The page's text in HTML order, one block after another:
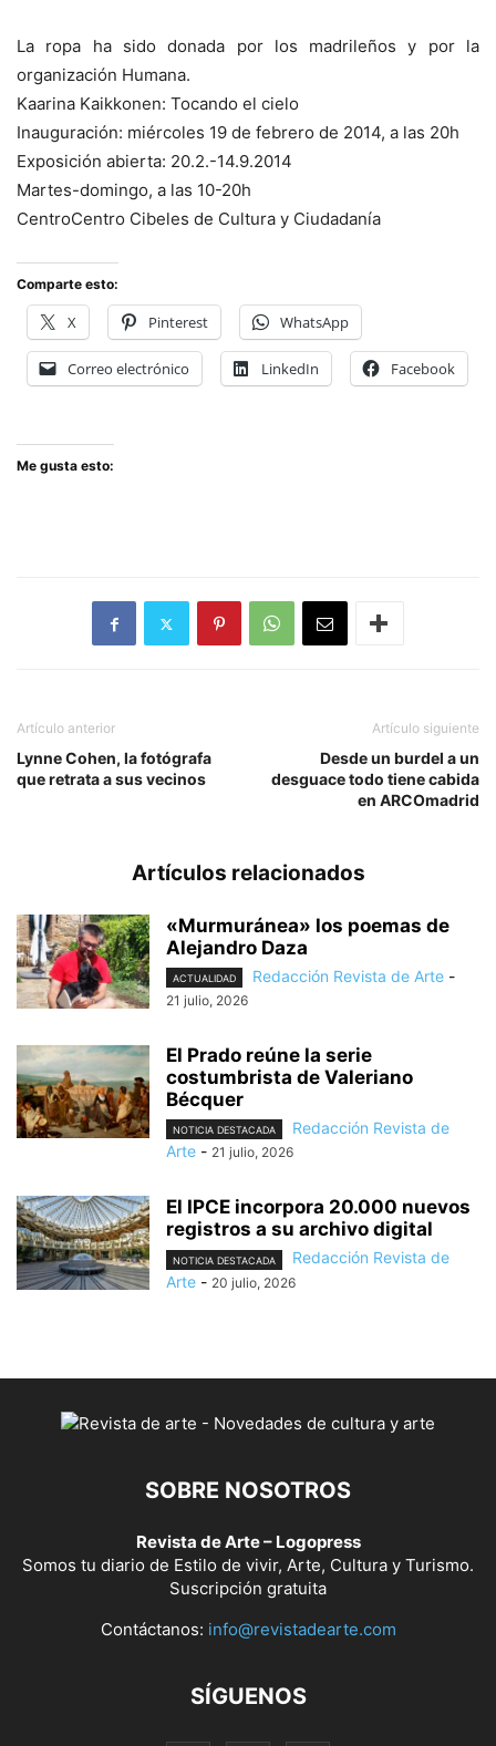
La ropa ha sido donada por los madrileños y por la
organización Humana.
Kaarina Kaikkonen: Tocando el cielo
Inauguración: miércoles 19 de febrero de 2014, a las 20h
Exposición abierta: 20.2.-14.9.2014
Martes-domingo, a las 10-20h
CentroCentro Cibeles de Cultura y Ciudadanía
Comparte esto:
X Pinterest WhatsApp
Correo electrónico LinkedIn Facebook
Me gusta esto:
Artículo anterior
Lynne Cohen, la fotógrafa
que retrata a sus vecinos
Artículo siguiente
Desde un burdel a un
desguace todo tiene cabida
en ARCOmadrid
Artículos relacionados
«Murmuránea» los poemas de
Alejandro Daza
ACTUALIDAD Redacción Revista de Arte -
21 julio, 2026
El Prado reúne la serie
costumbrista de Valeriano
Bécquer
NOTICIA DESTACADA
Redacción Revista de
Arte - 21 julio, 2026
El IPCE incorpora 20.000 nuevos
registros a su archivo digital
NOTICIA DESTACADA
Redacción Revista de
Arte - 20 julio, 2026
SOBRE NOSOTROS
Revista de Arte – Logopress
Somos tu diario de Estilo de vivir, Arte, Cultura y Turismo.
Suscripción gratuita
Contáctanos: info@revistadearte.com
SÍGUENOS